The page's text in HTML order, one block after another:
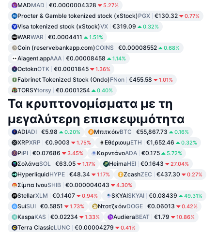
MADMAD €0.0000004328 5.27%
Procter & Gamble tokenized stock (xStock)PGX €130.32 0.77%
Visa tokenized stock (xStock)VX €319.09 0.32%
WARWAR €0.0004411 1.51%
Coin (reservebankapp.com)COINS €0.00008552 0.68%
Aiagent.appAAA €0.00008458 1.14%
OctoknOTK €0.0001845 1.36%
Fabrinet Tokenized Stock (Ondo)FNon €455.58 1.01%
TORSYtorsy €0.0001254 0.40%
Τα κρυπτονομίσματα με τη
μεγαλύτερη επισκεψιμότητα
ADIADI €5.98 0.20% ΜπιτκόινBTC €55,867.73 0.16%
XRPXRP €0.9003 1.75% ΕθέριουμETH €1,652.46 0.32%
PiPI €0.07686 3.45% ΚαρντάνοADA €0.175 5.72%
ΣολάναSOL €63.05 1.17% HeimaHEI €0.1643 27.04%
HyperliquidHYPE €48.34 1.17% ZcashZEC €437.30 0.27%
Σίμπα ΙνουSHIB €0.000004043 4.30%
StellarXLM €0.1407 0.94% SKYAISKYAI €0.08439 49.31%
SuiSUI €0.5851 1.73% ΝτοτζκόινDOGE €0.06013 0.42%
KaspaKAS €0.02234 1.33% AudieraBEAT €1.79 10.86%
Terra ClassicLUNC €0.00004279 0.41%